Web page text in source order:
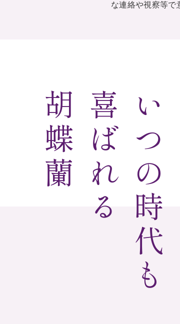
な連絡や視察等で
いつの時代も
喜ばれる
胡蝶蘭